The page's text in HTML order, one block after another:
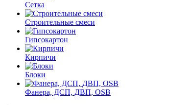
Сетка
Строительные смеси
Гипсокартон
Кирпичи
Блоки
Фанера, ДСП, ДВП, OSB